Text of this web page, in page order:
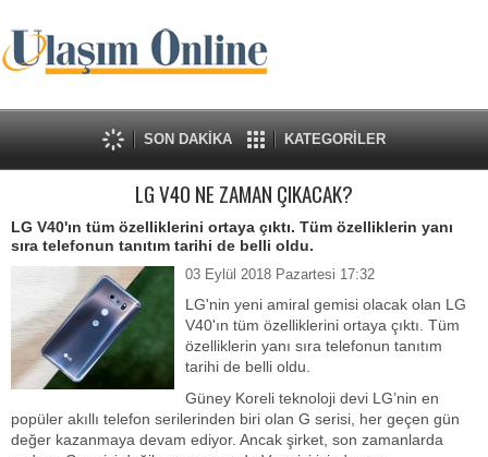
SON DAKİKA KATEGORİLER
LG V40 NE ZAMAN ÇIKACAK?
LG V40'ın tüm özelliklerini ortaya çıktı. Tüm özelliklerin yanı
sıra telefonun tanıtım tarihi de belli oldu.
03 Eylül 2018 Pazartesi 17:32
LG'nin yeni amiral gemisi olacak olan LG
V40'ın tüm özelliklerini ortaya çıktı. Tüm
özelliklerin yanı sıra telefonun tanıtım
tarihi de belli oldu.
Güney Koreli teknoloji devi LG’nin en
popüler akıllı telefon serilerinden biri olan G serisi, her geçen gün
değer kazanmaya devam ediyor. Ancak şirket, son zamanlarda